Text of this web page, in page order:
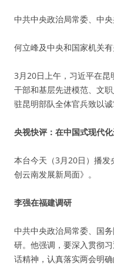
中共中央政治局常委、中
何立峰及中央和国家机关
3月20日上午，习近平在
干部和基层先进模范、文
驻昆明部队全体官兵致以
央视快评：在中国式现代
本台今天（3月20日）播
创云南发展新局面》。
李强在福建调研
中共中央政治局常委、国
研。他强调，要深入贯彻
话精神，认真落实两会明